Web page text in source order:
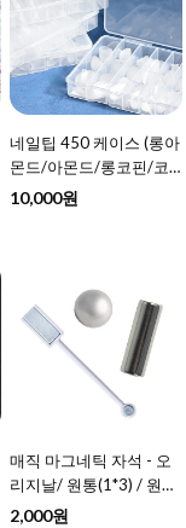
네일팁 450 케이스 (롱아
몬드/아몬드/롱코핀/코
핀) 4종 택1
10,000원
매직 마그네틱 자석 - 오
리지날/ 원통(1*3) / 원형
볼 택1
2,000원